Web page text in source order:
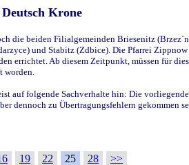
Krone
die beiden Filialgemeinden Briesenitz
und Stabitz (Zdbice). Die Pfarrei
Ab diesem Zeitpunkt, müssen für
auf folgende Sachverhalte hin: Die
dennoch zu Übertragungsfehlern gekommen
19 22 25 28
>>